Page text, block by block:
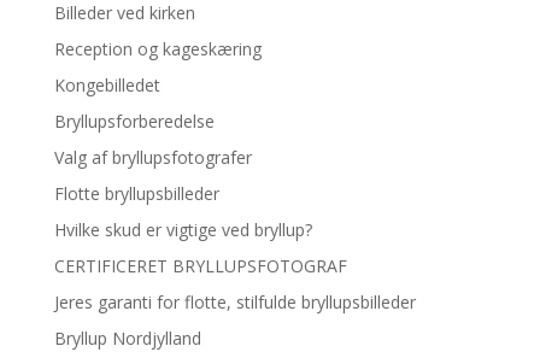
Billeder ved kirken
Reception og kageskæring
Kongebilledet
Bryllupsforberedelse
Valg af bryllupsfotografer
Flotte bryllupsbilleder
Hvilke skud er vigtige ved bryllup?
CERTIFICERET BRYLLUPSFOTOGRAF
Jeres garanti for flotte, stilfulde bryllupsbilleder
Bryllup Nordjylland